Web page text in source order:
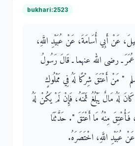
bukhari:2523
عَنْ أَبِي أُسَامَةَ، عَنْ عُبَيْدِ اللَّهِ،
ـ رضى الله عنهما ـ قَالَ رَسُولُ
"‏ مَنْ أَعْتَقَ شِرْكًا لَهُ فِي مَمْلُوكٍ
لَهُ مَالٌ يَبْلُغُ ثَمَنَهُ، فَإِنْ لَمْ يَكُنْ لَهُ
فَأُعْتِقَ مِنْهُ مَا أَعْتَقَ ‏"‏‏.‏ حَدَّثَنَا
عُبَيْدِ اللَّهِ، اخْتَصَرَهُ‏.‏